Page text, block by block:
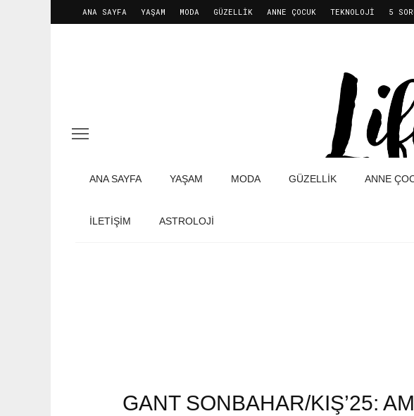
ANA SAYFA YAŞAM MODA GÜZELLIK ANNE ÇOCUK TEKNOLOJI 5
ANA SAYFA YAŞAM MODA GÜZELLIK ANNE
İLETIŞIM ASTROLOJİ
GANT SONBAHAR/KIŞ’25: